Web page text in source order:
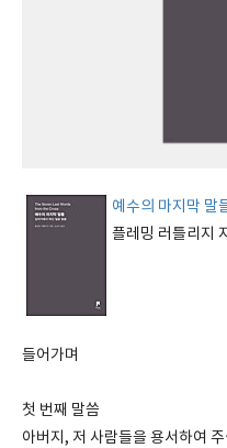
예수의 마지막 말
플레밍 러틀리지
들어가며
첫 번째 말씀
아버지, 저 사람들을 용서하여